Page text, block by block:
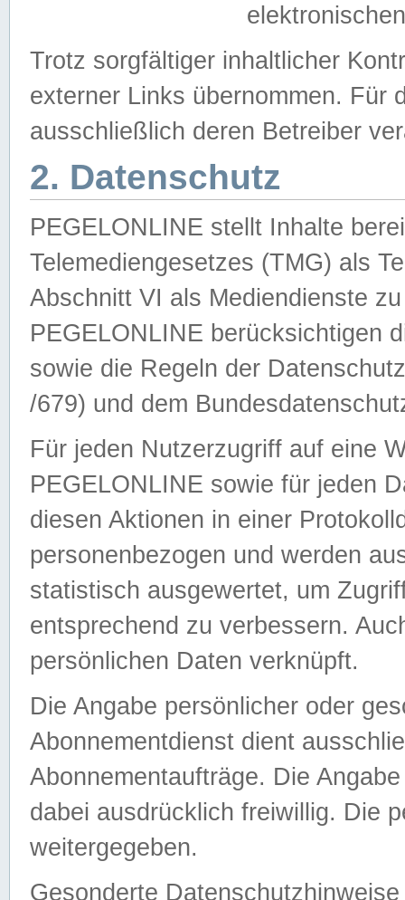
Trotz sorgfältiger inhaltlicher
externer Links übernommen. Für
ausschließlich deren Betreiber
2. Datenschutz
PEGELONLINE stellt Inhalte
Telemediengesetzes (TMG) als
Abschnitt VI als Mediendienste
PEGELONLINE berücksichtigen
sowie die Regeln der
/679) und dem
Für jeden Nutzerzugriff auf eine
PEGELONLINE sowie für jeden
diesen Aktionen in einer
personenbezogen und werden
statistisch ausgewertet, um
entsprechend zu verbessern.
persönlichen Daten verknüpft.
Die Angabe persönlicher oder
Abonnementdienst dient
Abonnementaufträge. Die
dabei ausdrücklich freiwillig. Die
weitergegeben.
Gesonderte